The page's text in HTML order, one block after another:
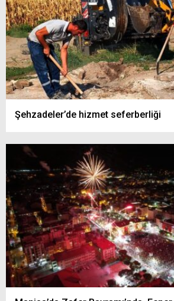
Şehzadeler’de hizmet seferberliği